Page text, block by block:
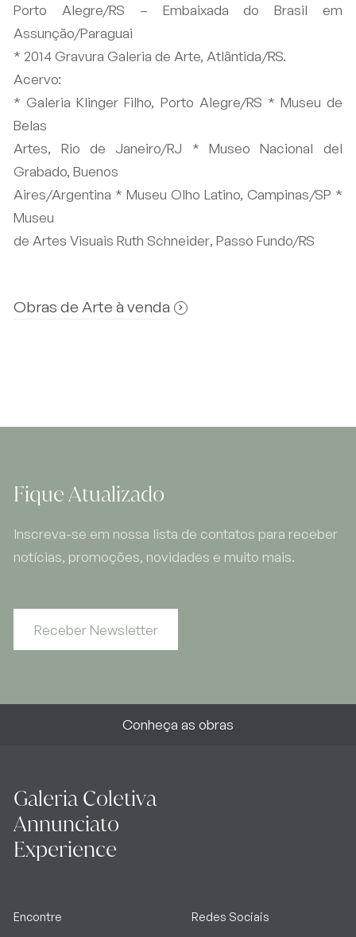
Porto Alegre/RS – Embaixada do Brasil em
Assunção/Paraguai
* 2014 Gravura Galeria de Arte, Atlântida/RS.
Acervo:
* Galeria Klinger Filho, Porto Alegre/RS * Museu de
Belas
Artes, Rio de Janeiro/RJ * Museo Nacional del
Grabado, Buenos
Aires/Argentina * Museu Olho Latino, Campinas/SP *
Museu
de Artes Visuais Ruth Schneider, Passo Fundo/RS
Obras de Arte à venda
Fique Atualizado
Inscreva-se em nossa lista de contatos para receber
notícias, promoções, novidades e muito mais.
Receber Newsletter
Conheça as obras
Galeria Coletiva
Annunciato
Experience
Encontre Redes Sociais